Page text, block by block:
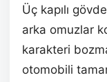
Üç kapılı
arka omuzlar
karakteri
otomobili